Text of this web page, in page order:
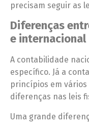
precisam seguir as
Diferenças
e internacional
A contabilidade
específico. Já a
princípios em
diferenças nas leis
Uma grande